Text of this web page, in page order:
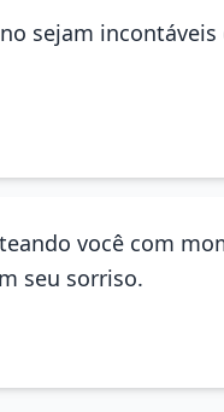
sejam
você com
seu sorriso.